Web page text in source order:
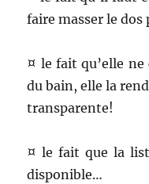
faire masser le dos
¤ le fait qu’elle ne
du bain, elle la
transparente!
¤ le fait que la
disponible…